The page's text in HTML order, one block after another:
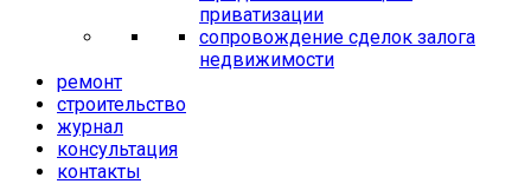
приватизации
сопровождение сделок залога
недвижимости
ремонт
строительство
журнал
консультация
контакты